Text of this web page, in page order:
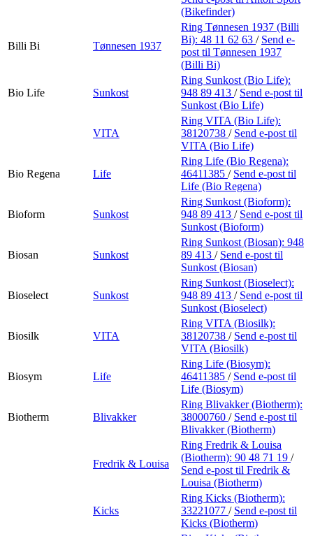
(Bikefinder)
Billi Bi Tønnesen 1937
Ring Tønnesen 1937 (Billi
Bi): 48 11 62 63 / Send e-
post til Tønnesen 1937
(Billi Bi)
Bio Life Sunkost
Ring Sunkost (Bio Life):
948 89 413 / Send e-post til
Sunkost (Bio Life)
VITA
Ring VITA (Bio Life):
38120738 / Send e-post til
VITA (Bio Life)
Bio Regena Life
Ring Life (Bio Regena):
46411385 / Send e-post til
Life (Bio Regena)
Bioform Sunkost
Ring Sunkost (Bioform):
948 89 413 / Send e-post til
Sunkost (Bioform)
Biosan Sunkost
Ring Sunkost (Biosan): 948
89 413 / Send e-post til
Sunkost (Biosan)
Bioselect Sunkost
Ring Sunkost (Bioselect):
948 89 413 / Send e-post til
Sunkost (Bioselect)
Biosilk VITA
Ring VITA (Biosilk):
38120738 / Send e-post til
VITA (Biosilk)
Biosym Life
Ring Life (Biosym):
46411385 / Send e-post til
Life (Biosym)
Biotherm Blivakker
Ring Blivakker (Biotherm):
38000760 / Send e-post til
Blivakker (Biotherm)
Fredrik & Louisa
Ring Fredrik & Louisa
(Biotherm): 90 48 71 19 /
Send e-post til Fredrik &
Louisa (Biotherm)
Kicks
Ring Kicks (Biotherm):
33221077 / Send e-post til
Kicks (Biotherm)